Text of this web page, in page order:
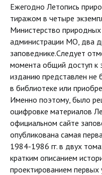
Ежегодно Летопись
тиражом в четыре
Министерство
администрации МО, два
заповеднике.Следует
момента общий доступ к
изданию представлен не
в библиотеке или
Именно поэтому, было
оцифровке материалов
официальном сайте
опубликована самая
1984-1986 гг. в двух
кратким описанием
проектированием